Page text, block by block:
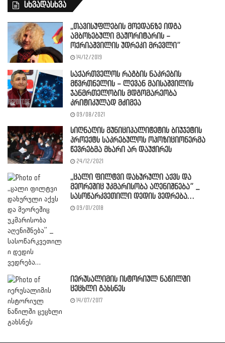
სხვადასხვა
,,თავისუფლების მოედანზე იდგა
ამბოხებული მაჟორიტარის –
ოქრიაშვილის უდრეკი მრევლი”
14/12/2019
საქართველოს რაგბის ნაკრების
მწვრთნელის – ლევან მაისაშვილის
ჯანმრთელობის მდგომარეობა
კრიტიკულად მძიმეა
09/08/2021
სიღნაღის მუნიციპალიტეტის ბიუჯეტის
პროექტს საკრებულოს ოპოზიციონერმა
წევრებმა მხარი არ დაუჭირეს
24/12/2021
,,ცალი ფილტვი დახურული აქვს და
მეორეშიც უკმარისობა აღენიშნება” _
სასოწარკვეთილი დედის ვედრება…
09/01/2018
იერუსალიმის ისტორიულ ნაწილში
ცეცხლი გახსნეს
14/07/2017